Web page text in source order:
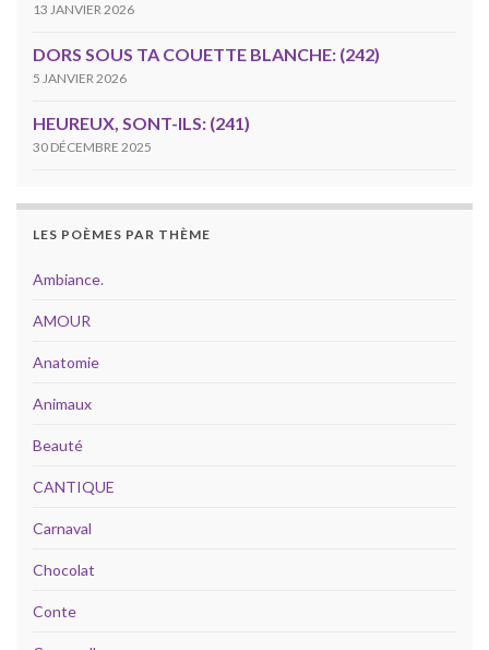
13 JANVIER 2026
DORS SOUS TA COUETTE BLANCHE: (242)
5 JANVIER 2026
HEUREUX, SONT-ILS: (241)
30 DÉCEMBRE 2025
LES POÈMES PAR THÈME
Ambiance.
AMOUR
Anatomie
Animaux
Beauté
CANTIQUE
Carnaval
Chocolat
Conte